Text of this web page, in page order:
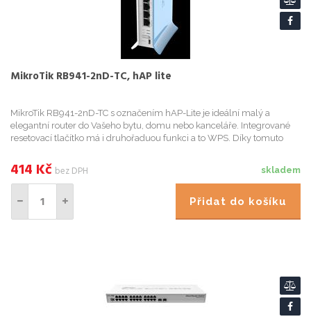
MikroTik RB941-2nD-TC, hAP lite
MikroTik RB941-2nD-TC s označením hAP-Lite je ideální malý a
elegantní router do Vašeho bytu, domu nebo kanceláře. Integrované
resetovací tlačítko má i druhořaduou funkci a to WPS. Díky tomuto
skladem
414 Kč bez DPH
Přidat do košíku